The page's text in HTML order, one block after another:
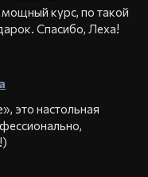
курс, по такой
Спасибо, Леха!
это настольная